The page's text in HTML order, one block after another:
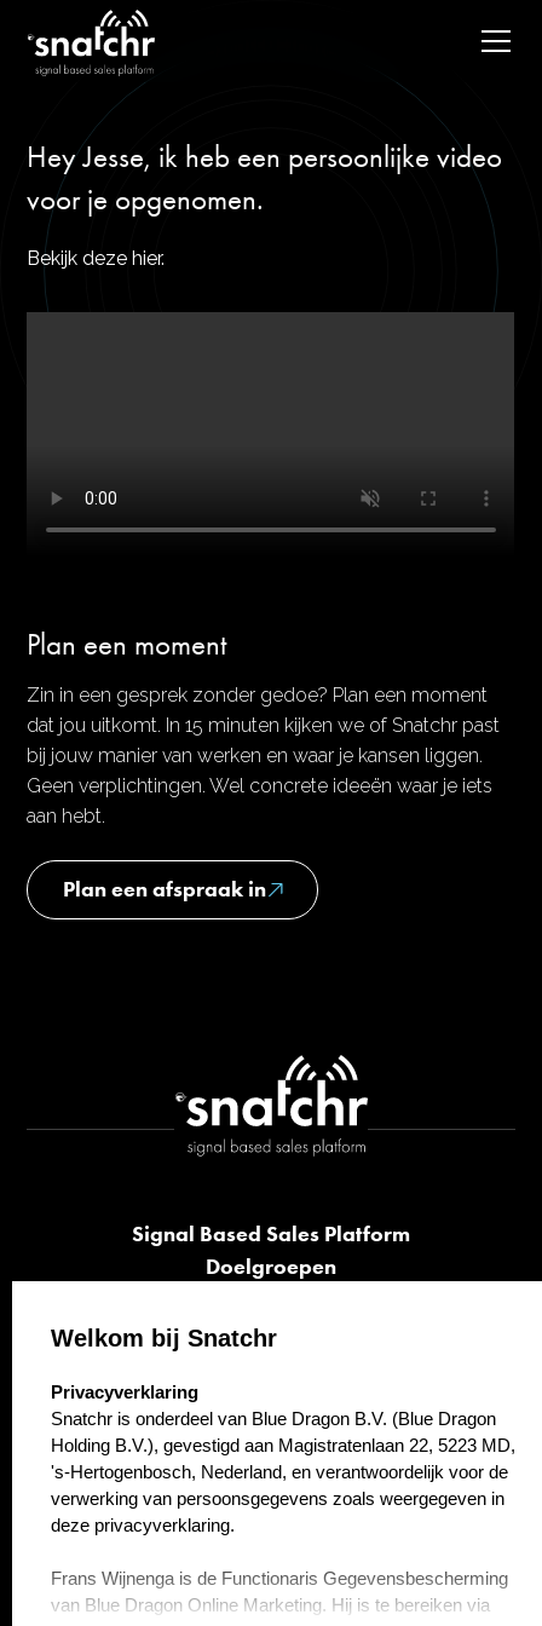
Hey Jesse, ik heb een persoonlijke video
voor je opgenomen.
Bekijk deze hier.
Plan een moment
Zin in een gesprek zonder gedoe? Plan een moment
dat jou uitkomt. In 15 minuten kijken we of Snatchr past
bij jouw manier van werken en waar je kansen liggen.
Geen verplichtingen. Wel concrete ideeën waar je iets
aan hebt.
Plan een afspraak in
Signal Based Sales Platform
Doelgroepen
Opvolging
Over ons
Contact
Welkom bij Snatchr
select language
Privacyverklaring
Snatchr is onderdeel van Blue Dragon B.V. (Blue Dragon
Holding B.V.), gevestigd aan Magistratenlaan 22, 5223 MD,
's-Hertogenbosch, Nederland, en verantwoordelijk voor de
verwerking van persoonsgegevens zoals weergegeven in
deze privacyverklaring.
Frans Wijnenga is de Functionaris Gegevensbescherming
van Blue Dragon Online Marketing. Hij is te bereiken via